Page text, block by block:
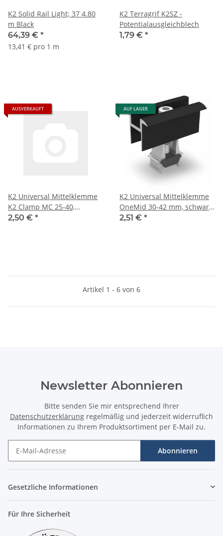
K2 Solid Rail Light; 37 4.80
m Black
64,39 € *
13,41 € pro 1 m
K2 Terragrif K2SZ -
Potentialausgleichblech
1,79 € *
AUSVERKAUFT
K2 Universal Mittelklemme
K2 Clamp MC 25-40,
schwarz eloxiert
2,50 € *
AUF LAGER
K2 Universal Mittelklemme
OneMid 30-42 mm, schwarz
eloxiert
2,51 € *
Artikel 1 - 6 von 6
Newsletter Abonnieren
Bitte senden Sie mir entsprechend Ihrer
Datenschutzerklärung regelmäßig und jederzeit widerruflich
Informationen zu Ihrem Produktsortiment per E-Mail zu.
Abonnieren
Gesetzliche Informationen
Für Ihre Sicherheit